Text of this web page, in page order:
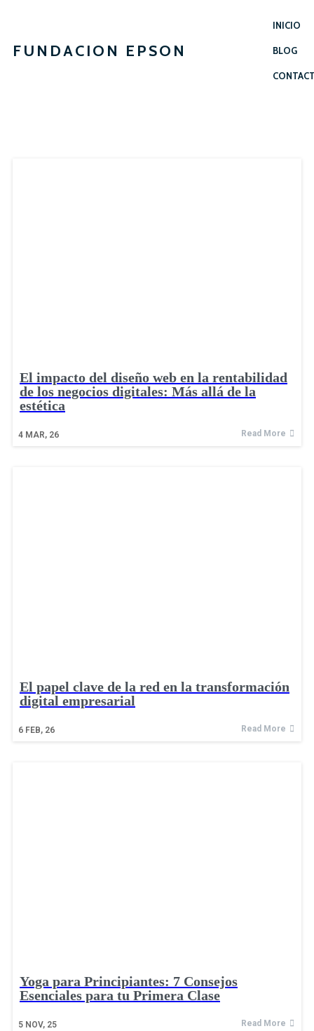
FUNDACION EPSON
INICIO
BLOG
El impacto del diseño web en la rentabilidad
de los negocios digitales: Más allá de la
estética
4 MAR, 26 Read More
El papel clave de la red en la transformación
digital empresarial
6 FEB, 26 Read More
Yoga para Principiantes: 7 Consejos
Esenciales para tu Primera Clase
5 NOV, 25 Read More